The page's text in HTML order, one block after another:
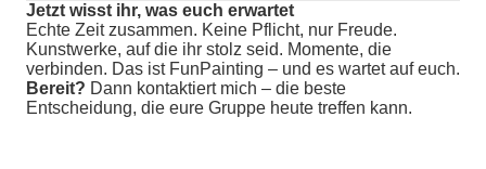
Jetzt wisst ihr, was euch erwartet
Echte Zeit zusammen. Keine Pflicht, nur Freude.
Kunstwerke, auf die ihr stolz seid. Momente, die
verbinden. Das ist FunPainting – und es wartet auf euch.
Bereit? Dann kontaktiert mich – die beste
Entscheidung, die eure Gruppe heute treffen kann.